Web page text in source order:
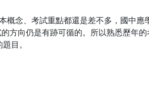
概念、考試重點都還是差不多，國中
方向仍是有跡可循的。所以熟悉歷年
目。